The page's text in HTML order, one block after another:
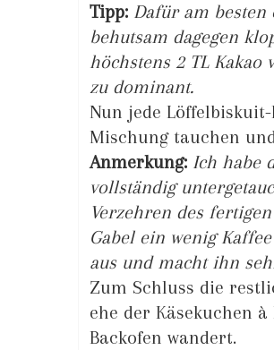
Tipp: Dafür am besten
behutsam dagegen
höchstens 2 TL Kakao
zu dominant.
Nun jede
Mischung tauchen
Anmerkung: Ich habe
vollständig
Verzehren des
Gabel ein wenig
aus und macht ihn
Zum Schluss die
ehe der Käsekuchen
Backofen wandert.